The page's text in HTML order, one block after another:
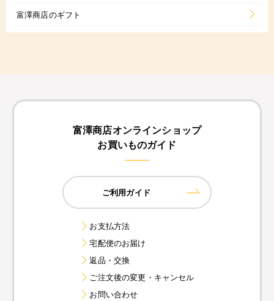
富澤商店のギフト
富澤商店オンラインショップ
お買いものガイド
ご利用ガイド
お支払方法
宅配便のお届け
返品・交換
ご注文後の変更・キャンセル
お問い合わせ